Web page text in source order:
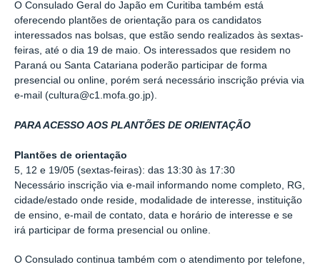
O Consulado Geral do Japão em Curitiba também está
oferecendo plantões de orientação para os candidatos
interessados nas bolsas, que estão sendo realizados às sextas-
feiras, até o dia 19 de maio. Os interessados que residem no
Paraná ou Santa Catariana poderão participar de forma
presencial ou online, porém será necessário inscrição prévia via
e-mail (cultura@c1.mofa.go.jp).
PARA ACESSO AOS PLANTÕES DE ORIENTAÇÃO
Plantões de orientação
5, 12 e 19/05 (sextas-feiras): das 13:30 às 17:30
Necessário inscrição via e-mail informando nome completo, RG,
cidade/estado onde reside, modalidade de interesse, instituição
de ensino, e-mail de contato, data e horário de interesse e se
irá participar de forma presencial ou online.
O Consulado continua também com o atendimento por telefone,